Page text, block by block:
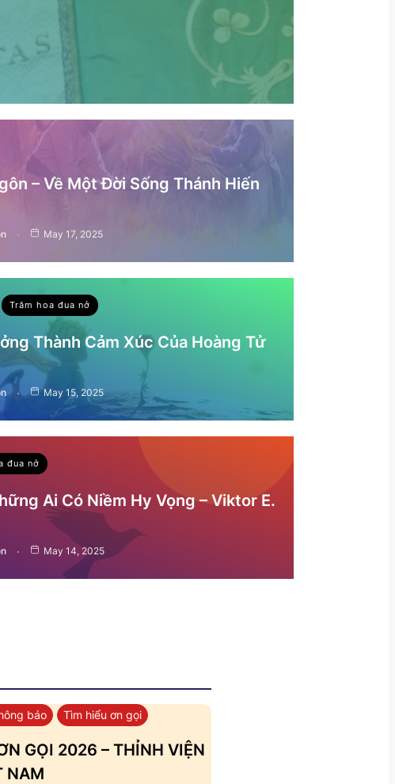
– Về Một Đời Sống Thánh Hiến
May 17, 2025
Trăm hoa đua nở
Thành Cảm Xúc Của Hoàng Tử
May 15, 2025
đua nở
Ai Có Niềm Hy Vọng – Viktor E.
May 14, 2025
báo Tìm hiểu ơn gọi
GỌI 2026 – THỈNH VIỆN
NAM